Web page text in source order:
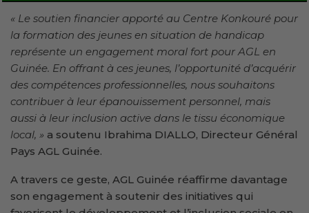
« Le soutien financier apporté au Centre Konkouré pour
la formation des jeunes en situation de handicap
représente un engagement moral fort pour AGL en
Guinée. En offrant à ces jeunes, l’opportunité d’acquérir
des compétences professionnelles, nous souhaitons
contribuer à leur épanouissement personnel, mais
aussi à leur inclusion active dans le tissu économique
local, » a soutenu Ibrahima DIALLO, Directeur Général
Pays AGL Guinée.
A travers ce geste, AGL Guinée réaffirme davantage
son engagement à soutenir des initiatives qui